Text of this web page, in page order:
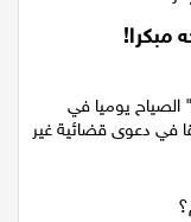
الصياح يوميا في
في دعوى قضائية غير